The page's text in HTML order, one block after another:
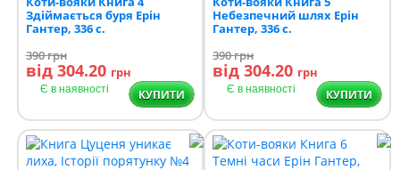
Здіймається буря Ерін
Гантер, 336 с.
390грн
від 304.20 грн
Є в наявності КУПИТИ
Небезпечний шлях Ерін
Гантер, 336 с.
390грн
від 304.20 грн
Є в наявності КУПИТИ